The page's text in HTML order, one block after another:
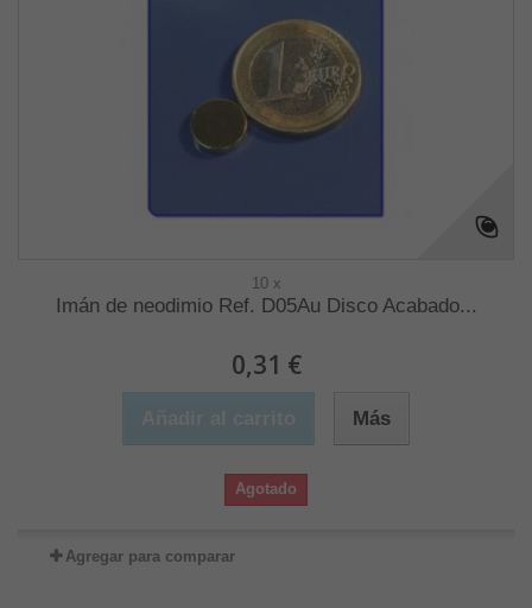
10 x
Imán de neodimio Ref. D05Au Disco Acabado...
0,31 €
Más
Agotado
Agregar para comparar